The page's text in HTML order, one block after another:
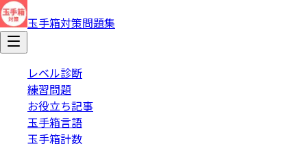
玉手箱対策問題集
レベル診断
練習問題
お役立ち記事
玉手箱言語
玉手箱計数